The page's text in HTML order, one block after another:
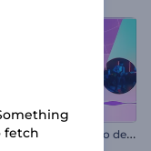
V
isualizador de Lançamento de Álbum de Música
fetch